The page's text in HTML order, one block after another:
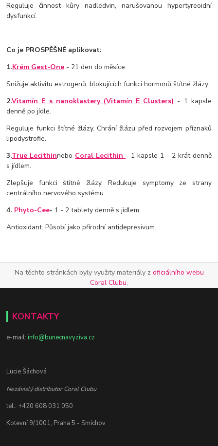
Reguluje činnost kůry nadledvin, narušovanou hypertyreoidní
dysfunkcí.
Co je PROSPĚŠNÉ aplikovat:
1.Krém Gest-One - 21 den do měsíce.
Snižuje aktivitu estrogenů, blokujících funkci hormonů štítné žlázy.
2.Vitamín E s nanoklastery (Vitamín E Clusters) - 1 kapsle
denně po jídle.
Reguluje funkci štítné žlázy. Chrání žlázu před rozvojem příznaků
lipodystrofie.
3.True Lecithinnebo Coral Lecithin - 1 kapsle 1 - 2 krát denně
s jídlem.
Zlepšuje funkci štítné žlázy. Redukuje symptomy ze strany
centrálního nervového systému.
4. Phyto-Cee- 1 - 2 tablety denně s jídlem.
Antioxidant. Působí jako přírodní antidepresivum.
Na těchto stránkách byly využity materiály z oficiálního webu
Coral Clubu.
KONTAKTY
e-mail:info@bunecnavyziva.cz
Lucie Šáchová
Nezávislý distributor Coral Clubu
tel.: +420 608 031 050
Kotevní 9/1001, Praha 5 - Smíchov